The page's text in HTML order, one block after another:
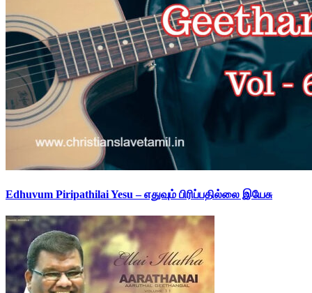
Edhuvum Piripathilai Yesu – எதுவும் பிரிப்பதில்லை இயேசு